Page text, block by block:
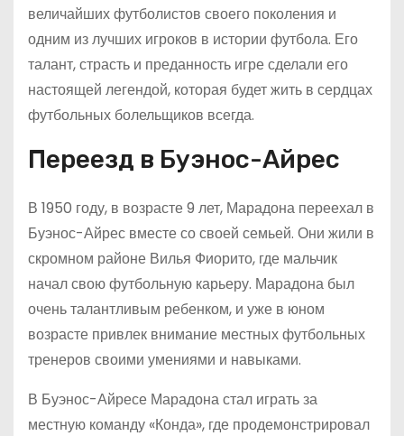
величайших футболистов своего поколения и
одним из лучших игроков в истории футбола. Его
талант, страсть и преданность игре сделали его
настоящей легендой, которая будет жить в сердцах
футбольных болельщиков всегда.
Переезд в Буэнос-Айрес
В 1950 году, в возрасте 9 лет, Марадона переехал в
Буэнос-Айрес вместе со своей семьей. Они жили в
скромном районе Вилья Фиорито, где мальчик
начал свою футбольную карьеру. Марадона был
очень талантливым ребенком, и уже в юном
возрасте привлек внимание местных футбольных
тренеров своими умениями и навыками.
В Буэнос-Айресе Марадона стал играть за
местную команду «Конда», где продемонстрировал